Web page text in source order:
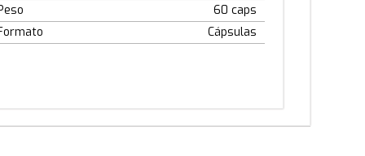
una porción directamente con
agua.
60 caps
Cápsulas